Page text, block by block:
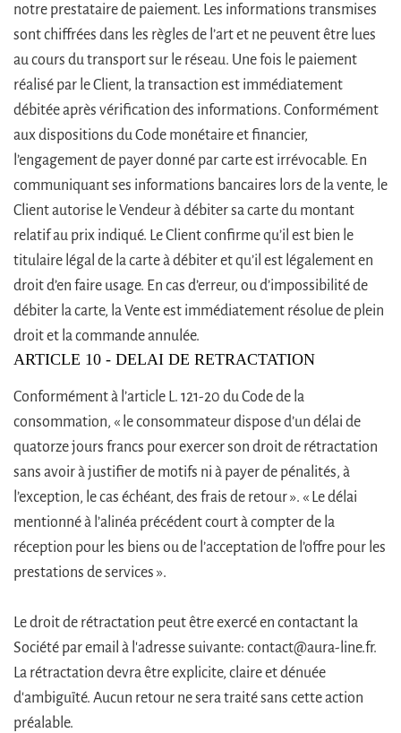
notre prestataire de paiement. Les informations transmises
sont chiffrées dans les règles de l’art et ne peuvent être lues
au cours du transport sur le réseau. Une fois le paiement
réalisé par le Client, la transaction est immédiatement
débitée après vérification des informations. Conformément
aux dispositions du Code monétaire et financier,
l’engagement de payer donné par carte est irrévocable. En
communiquant ses informations bancaires lors de la vente, le
Client autorise le Vendeur à débiter sa carte du montant
relatif au prix indiqué. Le Client confirme qu’il est bien le
titulaire légal de la carte à débiter et qu’il est légalement en
droit d’en faire usage. En cas d’erreur, ou d’impossibilité de
débiter la carte, la Vente est immédiatement résolue de plein
droit et la commande annulée.
ARTICLE 10 - DELAI DE RETRACTATION
Conformément à l’article L. 121-20 du Code de la
consommation, « le consommateur dispose d’un délai de
quatorze jours francs pour exercer son droit de rétractation
sans avoir à justifier de motifs ni à payer de pénalités, à
l’exception, le cas échéant, des frais de retour ». « Le délai
mentionné à l’alinéa précédent court à compter de la
réception pour les biens ou de l’acceptation de l’offre pour les
prestations de services ».
Le droit de rétractation peut être exercé en contactant la
Société par email à l'adresse suivante: contact@aura-line.fr.
La rétractation devra être explicite, claire et dénuée
d'ambiguïté. Aucun retour ne sera traité sans cette action
préalable.